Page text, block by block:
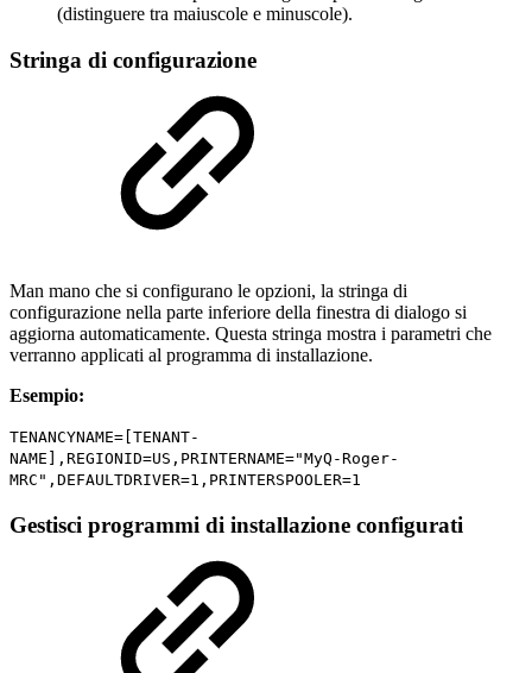
(distinguere tra maiuscole e minuscole).
Stringa di configurazione
Man mano che si configurano le opzioni, la stringa di
configurazione nella parte inferiore della finestra di dialogo si
aggiorna automaticamente. Questa stringa mostra i parametri che
verranno applicati al programma di installazione.
Esempio:
TENANCYNAME=[TENANT-
NAME],REGIONID=US,PRINTERNAME="MyQ-Roger-
MRC",DEFAULTDRIVER=1,PRINTERSPOOLER=1
Gestisci programmi di installazione configurati